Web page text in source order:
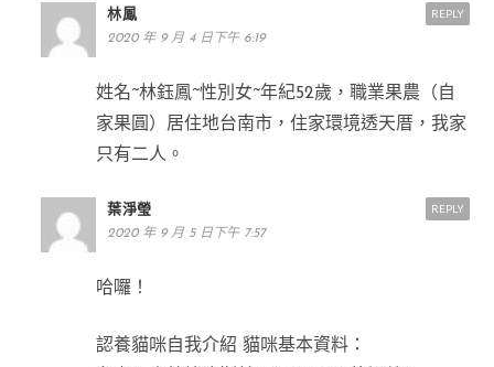
林鳳
2020 年 9 月 4 日下午 6:19
姓名~林鈺鳳~性別女~年紀52歲，職業果農（自
家果圓）居住地台南市，住家環境透天厝，我家
只有二人。
REPLY
葉淨瑩
2020 年 9 月 5 日下午 7:57
哈囉！
認養貓咪自我介紹 貓咪基本資料：
REPLY